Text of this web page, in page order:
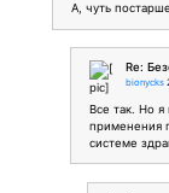
А, чуть
Re:
bionycks
Все так. Но я
применения
системе